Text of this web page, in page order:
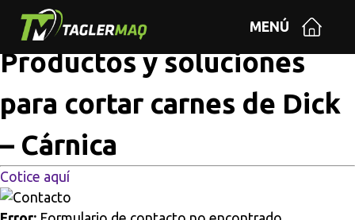
MENÚ
Multisitios
carnes de Dick – Cárnica
Productos y soluciones
para cortar carnes de Dick
– Cárnica
Cotice aquí